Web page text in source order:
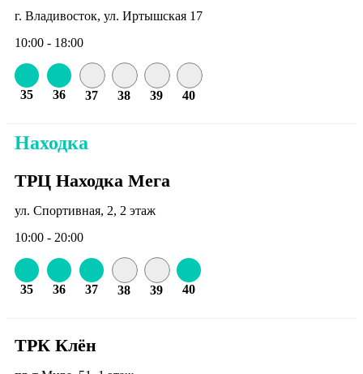
г. Владивосток, ул. Иртышская 17
10:00 - 18:00
35 36 37 38 39 40
Находка
ТРЦ Находка Мега
ул. Спортивная, 2, 2 этаж
10:00 - 20:00
35 36 37 38 39 40
ТРК Клён